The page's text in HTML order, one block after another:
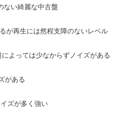
ない綺麗な中古盤
が再生には然程支障のないレベル
によっては少なからずノイズがある
がある
ズが多く強い